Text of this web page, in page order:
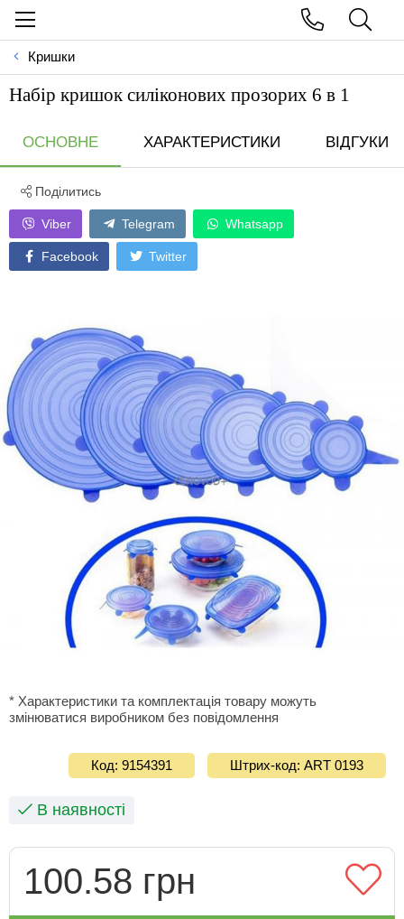
Кришки
Набір кришок силіконових прозорих 6 в 1
ОСНОВНЕ ХАРАКТЕРИСТИКИ ВІДГУКИ
Поділитись
Viber Telegram Whatsapp
Facebook Twitter
* Характеристики та комплектація товару можуть
змінюватися виробником без повідомлення
Код: 9154391 Штрих-код: ART 0193
В наявності
100.58 грн